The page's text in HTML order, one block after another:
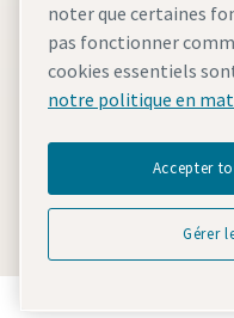
Compresseurs
mobiles
Générateurs
Découvrez
noter que certaines
pas fonctionner
cookies essentiels
notre politique en
Accepter
Gérer